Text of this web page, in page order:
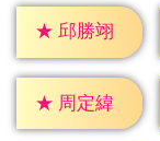
★ 邱勝翊
★ 周定緯